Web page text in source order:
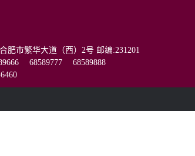
肥市繁华大道（西）2号 邮编:231201
68589777 68589888